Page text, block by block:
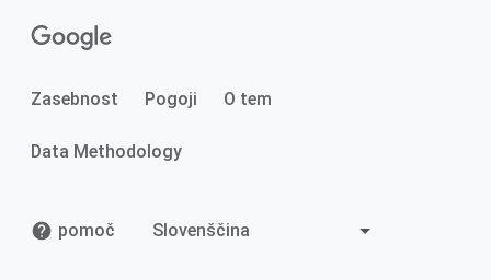
Zasebnost Pogoji O tem
Data Methodology
pomoč